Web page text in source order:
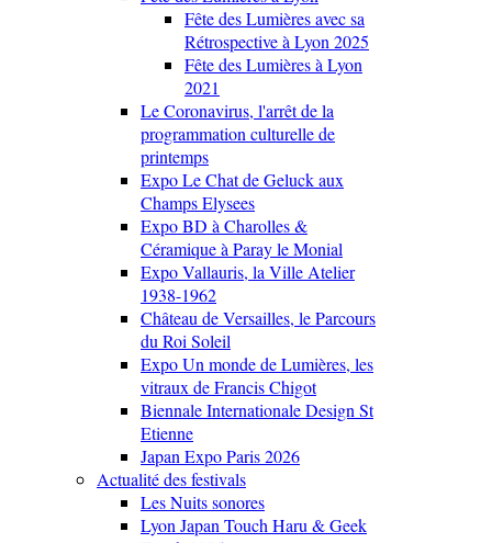
Fête des Lumières avec sa
Rétrospective à Lyon 2025
Fête des Lumières à Lyon
2021
Le Coronavirus, l'arrêt de la
programmation culturelle de
printemps
Expo Le Chat de Geluck aux
Champs Elysees
Expo BD à Charolles &
Céramique à Paray le Monial
Expo Vallauris, la Ville Atelier
1938-1962
Château de Versailles, le Parcours
du Roi Soleil
Expo Un monde de Lumières, les
vitraux de Francis Chigot
Biennale Internationale Design St
Etienne
Japan Expo Paris 2026
Actualité des festivals
Les Nuits sonores
Lyon Japan Touch Haru & Geek